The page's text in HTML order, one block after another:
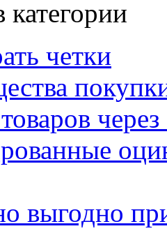
четки
выгодно